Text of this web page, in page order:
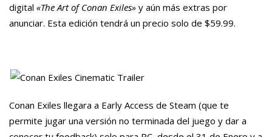
digital «The Art of Conan Exiles» y aún más extras por
anunciar. Esta edición tendrá un precio solo de $59.99.
Conan Exiles llegara a Early Access de Steam (que te
permite jugar una versión no terminada del juego y dar a